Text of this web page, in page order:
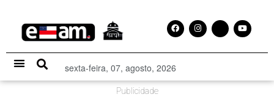
sexta-feira, 07, agosto, 2026
Publicidade